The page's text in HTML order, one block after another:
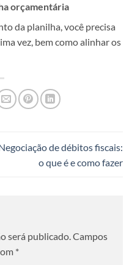
orçamentária
da planilha, você precisa
vez, bem como alinhar os
de débitos fiscais:
o que é e como fazer
será publicado.Campos
*